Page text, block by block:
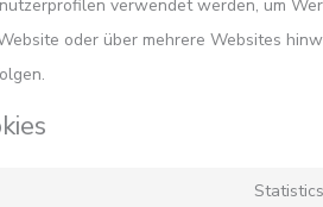
verwendet werden, um
oder über mehrere Websites